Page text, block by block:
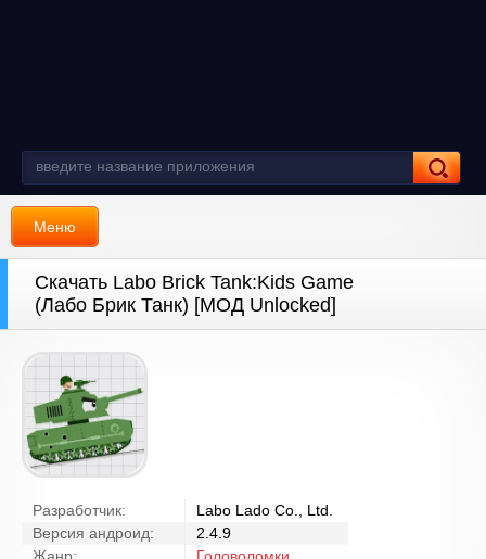
Меню
Скачать Labo Brick Tank:Kids Game
(Лабо Брик Танк) [МОД Unlocked]
Разработчик:
Labo Lado Co., Ltd.
Версия андроид:
2.4.9